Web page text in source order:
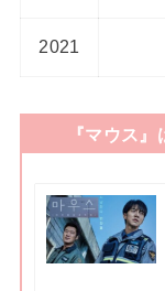
2021
『マウス